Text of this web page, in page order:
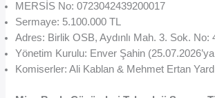
MERSİS No: 0723042439200017
Sermaye: 5.100.000 TL
Adres: Birlik OSB, Aydınlı Mah. 3. Sok. No:
Yönetim Kurulu: Enver Şahin
Komiserler: Ali Kablan & Mehmet Ertan